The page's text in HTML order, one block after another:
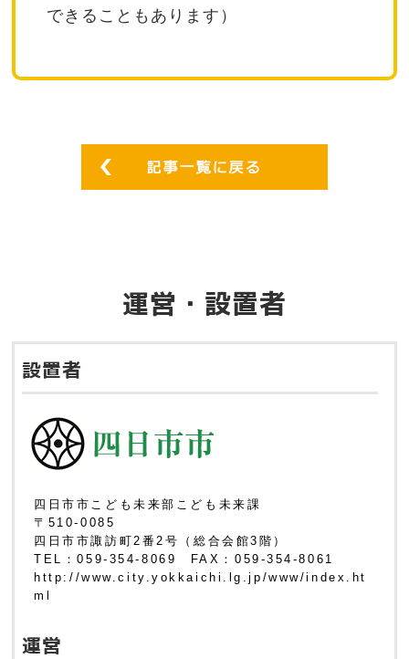
できることもあります）
運営・設置者
設置者
四日市市こども未来部こども未来課
〒510-0085
四日市市諏訪町2番2号（総合会館3階）
TEL：059-354-8069 FAX：059-354-8061
http://www.city.yokkaichi.lg.jp/www/index.ht
ml
運営